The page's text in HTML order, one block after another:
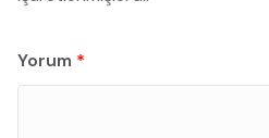
Yorum *